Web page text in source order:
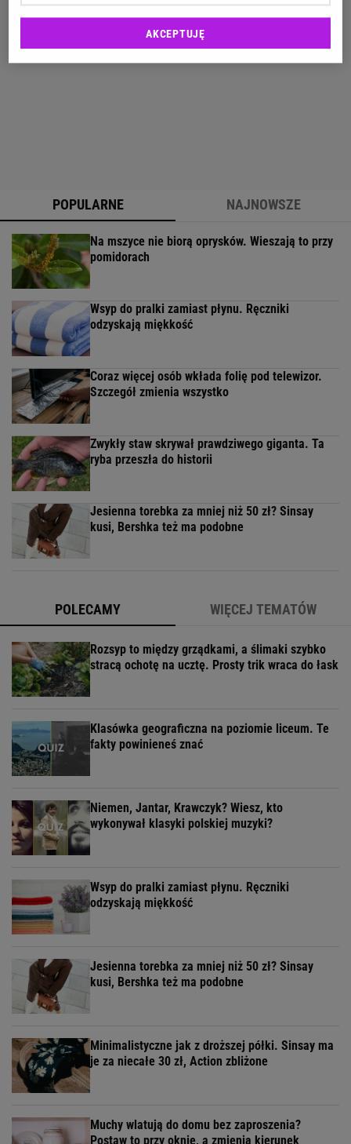
POPULARNE NAJNOWSZE
Na mszyce nie biorą oprysków. Wieszają to przy
pomidorach
Wsyp do pralki zamiast płynu. Ręczniki
odzyskają miękkość
Coraz więcej osób wkłada folię pod telewizor.
Szczegół zmienia wszystko
Zwykły staw skrywał prawdziwego giganta. Ta
ryba przeszła do historii
Jesienna torebka za mniej niż 50 zł? Sinsay
kusi, Bershka też ma podobne
POLECAMY WIĘCEJ TEMATÓW
Rozsyp to między grządkami, a ślimaki szybko
stracą ochotę na ucztę. Prosty trik wraca do łask
Klasówka geograficzna na poziomie liceum. Te
fakty powinieneś znać
Niemen, Jantar, Krawczyk? Wiesz, kto
wykonywał klasyki polskiej muzyki?
Wsyp do pralki zamiast płynu. Ręczniki
odzyskają miękkość
Jesienna torebka za mniej niż 50 zł? Sinsay
kusi, Bershka też ma podobne
Minimalistyczne jak z droższej półki. Sinsay ma
je za niecałe 30 zł, Action zbliżone
Muchy wlatują do domu bez zaproszenia?
Postaw to przy oknie, a zmienią kierunek
AKCEPTUJĘ